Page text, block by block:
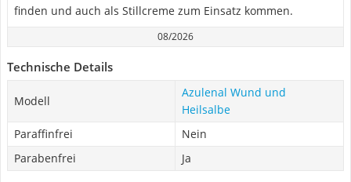
finden und auch als Stillcreme zum Einsatz kommen.
08/2026
Technische Details
Modell
Azulenal Wund und
Heilsalbe
Paraffinfrei
Nein
Parabenfrei
Ja